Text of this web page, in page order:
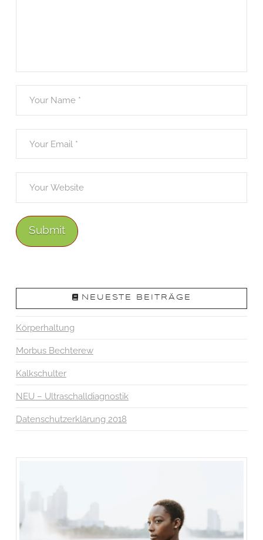
NEUESTE BEITRÄGE
Körperhaltung
Morbus Bechterew
Kalkschulter
NEU – Ultraschalldiagnostik
Datenschutzerklärung 2018